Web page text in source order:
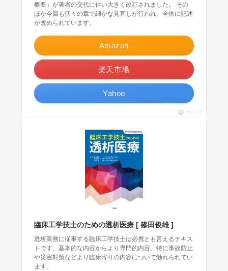
概要」が著者の交代に伴い大きく改訂されました。 その
ほか今回も個々の章で細かな見直しが行われ、全体に記述
が改められています。
Amazon
楽天市場
Yahoo
ポチップ
臨床工学技士のための透析医療 [ 篠田俊雄 ]
透析業務に従事する臨床工学技士は必携とも言えるテキス
トです。基本的な内容からより専門的内容、特に事故防止
や災害対策などより臨床寄りの内容について触れられてい
ます。